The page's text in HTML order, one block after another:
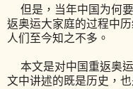
但是，当年中国为何
返奥运大家庭的过程中
人们至今知之不多。
本文是对中国重返奥
文中讲述的既是历史，也